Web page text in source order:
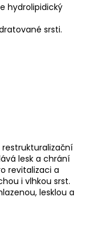
hydrolipidický
srsti.
lesk a chrání
revitalizaci a
i vlhkou srst.
lesklou a